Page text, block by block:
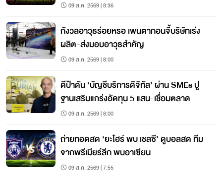
09 ส.ค. 2569 | 8:36
กังวลอาวุธร่อยหรอ เพนตากอนจี้บริษัทเร่ง
ผลิต-ส่งมอบอาวุธสำคัญ
09 ส.ค. 2569 | 8:00
ดีป้าดัน ‘บัญชีบริการดิจิทัล’ ผ่าน SMEs ปู
ฐานเสริมแกร่งอัดทุน 5 แสน-เชื่อมตลาด
09 ส.ค. 2569 | 8:00
ถ่ายทอดสด ‘ยะโฮร์ พบ เชลซี’ ดูบอลสด ทีม
จากพรีเมียร์ลีก พบอาเซียน
09 ส.ค. 2569 | 7:55